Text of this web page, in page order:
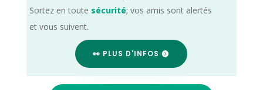
Sortez en toute sécurité; vos amis sont alertés
et vous suivent.
👀 PLUS D'INFOS